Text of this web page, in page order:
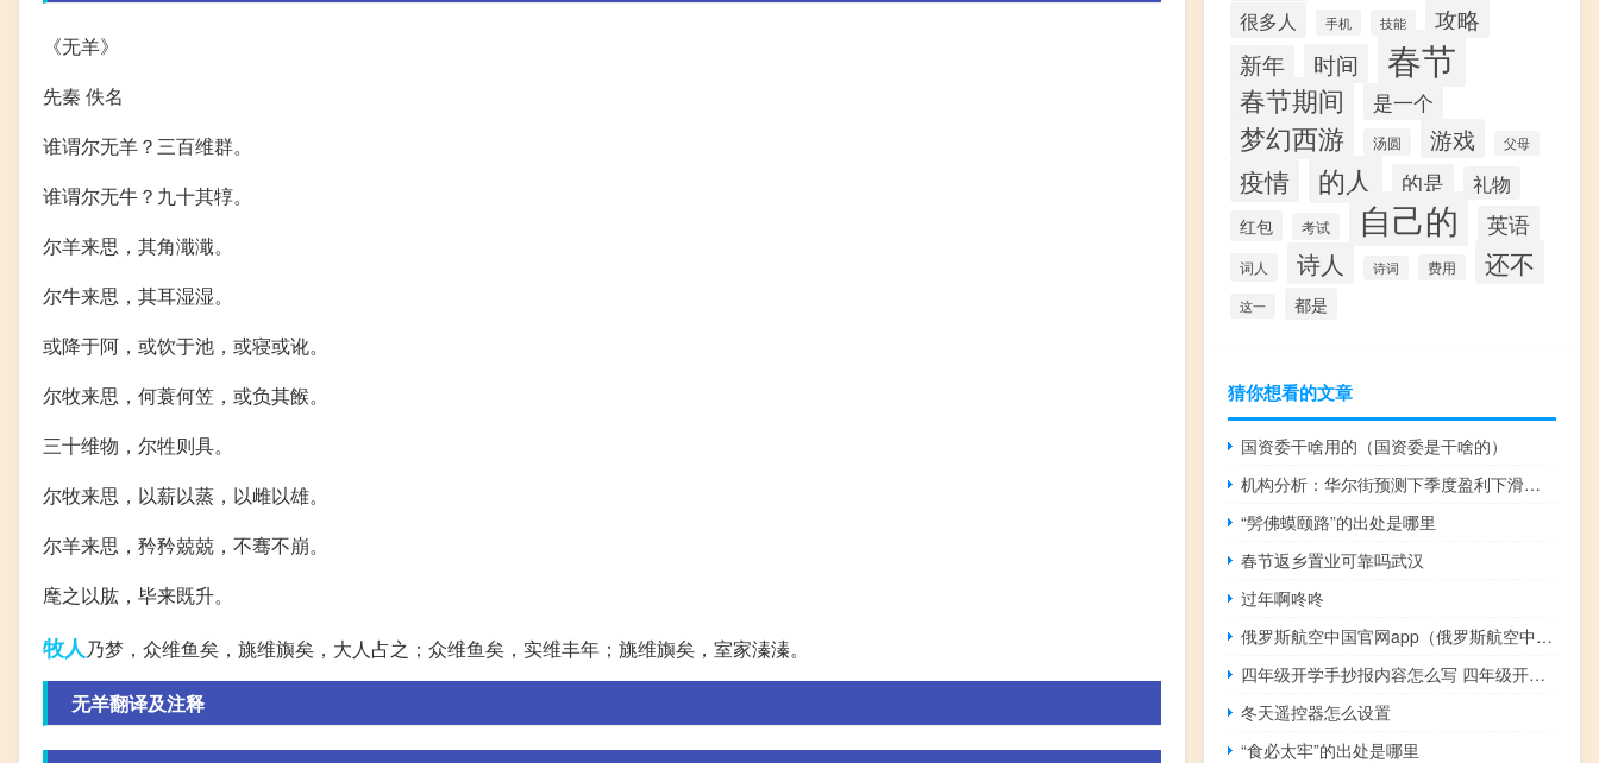
《无羊》
先秦 佚名
谁谓尔无羊？三百维群。
谁谓尔无牛？九十其犉。
尔羊来思，其角濈濈。
尔牛来思，其耳湿湿。
或降于阿，或饮于池，或寝或讹。
尔牧来思，何蓑何笠，或负其餱。
三十维物，尔牲则具。
尔牧来思，以薪以蒸，以雌以雄。
尔羊来思，矜矜兢兢，不骞不崩。
麾之以肱，毕来既升。
牧人乃梦，众维鱼矣，旐维旟矣，大人占之；众维鱼矣，实维丰年；旐维旟矣，室家溱溱。
无羊翻译及注释
很多人 手机 技能 攻略
新年 时间 春节
春节期间 是一个
梦幻西游 汤圆 游戏 父母
疫情 的人 的是 礼物
红包 考试 自己的 英语
词人 诗人 诗词 费用 还不
这一 都是
猜你想看的文章
国资委干啥用的（国资委是干啥的）
机构分析：华尔街预测下季度盈利下滑将结束
“髣佛蟆颐路”的出处是哪里
春节返乡置业可靠吗武汉
过年啊咚咚
俄罗斯航空中国官网app（俄罗斯航空中国官网）
四年级开学手抄报内容怎么写 四年级开学第一课
冬天遥控器怎么设置
“食必太牢”的出处是哪里